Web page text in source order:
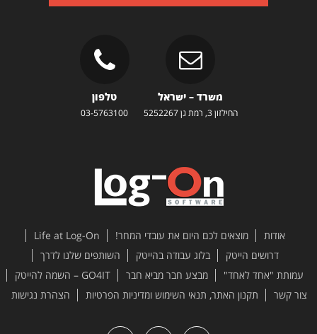
משרד – ישראל
החילזון 3, רמת גן 5252267
טלפון
03-5763100
אודות מוצאים לכם היום את עובדי המחר!
Life at Log-On
דרושים הייטק
בלוג עבודה בהייטק
השותפים שלנו לדרך
עמותת "אחד לאחד"
מבצע חבר מביא חבר
GO4IT – השמה להייטק
צור קשר
תקנון האתר, תנאי השימוש ומדיניות הפרטיות הצהרת נגישות